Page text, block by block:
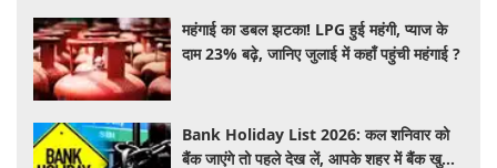
महंगाई का डबल झटका! LPG हुई महंगी, प्याज के
दाम 23% बढ़े, जानिए जुलाई में कहाँ पहुंची महंगाई ?
Bank Holiday List 2026: कल शनिवार को
बैंक जाएंगे तो पहले देख लें, आपके शहर में बैंक खुले